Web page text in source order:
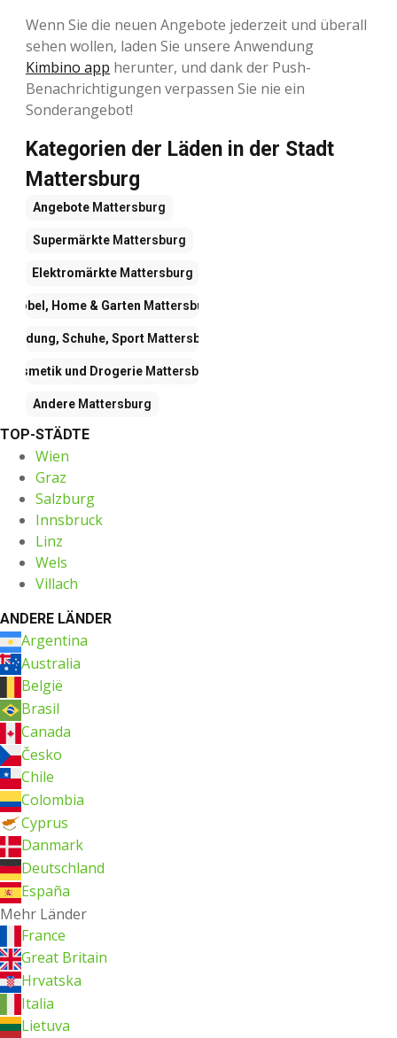
Wenn Sie die neuen Angebote jederzeit und überall
sehen wollen, laden Sie unsere Anwendung
Kimbino app herunter, und dank der Push-
Benachrichtigungen verpassen Sie nie ein
Sonderangebot!
Kategorien der Läden in der Stadt
Mattersburg
Angebote Mattersburg
Supermärkte Mattersburg
ElektromärkteMattersburg
Möbel, Home & Garten Mattersburg
Kleidung, Schuhe, Sport Mattersburg
Kosmetik und Drogerie Mattersburg
Andere Mattersburg
TOP-STÄDTE
Wien
Graz
Salzburg
Innsbruck
Linz
Wels
Villach
ANDERE LÄNDER
Argentina
Australia
België
Brasil
Canada
Česko
Chile
Colombia
Cyprus
Danmark
Deutschland
España
Mehr Länder
France
Great Britain
Hrvatska
Italia
Lietuva